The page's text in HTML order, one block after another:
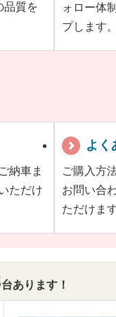
品質を
ォロー体
プします。
納車ま
ただけ
よく
ご購入方
お問い合
ただけます
台あります！